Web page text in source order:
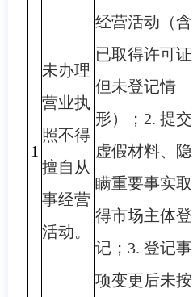
1
未办理
营业执
照不得
擅自从
事经营
活动。
经营活动（含
已取得许可证
但未登记情
形）；2. 提交
虚假材料、隐
瞒重要事实取
得市场主体登
记；3. 登记事
项变更后未按